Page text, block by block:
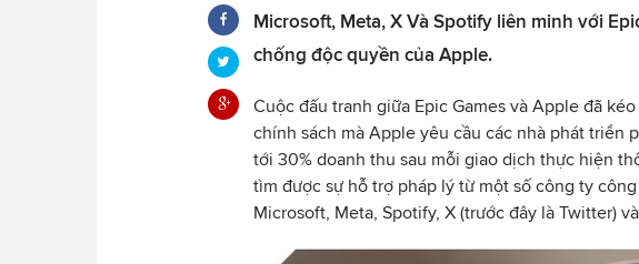
Microsoft, Meta, X Và Spotify liên minh với
chống độc quyền của Apple.
Cuộc đấu tranh giữa Epic Games và Apple đã
chính sách mà Apple yêu cầu các nhà phát triển
tới 30% doanh thu sau mỗi giao dịch thực hiện
tìm được sự hỗ trợ pháp lý từ một số công ty
Microsoft, Meta, Spotify, X (trước đây là Twitter)